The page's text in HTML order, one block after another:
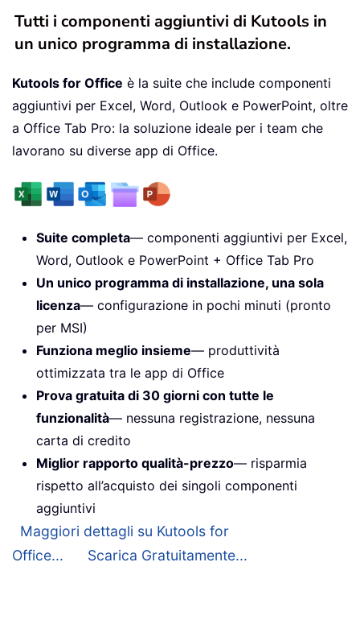
Tutti i componenti aggiuntivi di Kutools in
un unico programma di installazione.
Kutools for Office è la suite che include componenti
aggiuntivi per Excel, Word, Outlook e PowerPoint, oltre
a Office Tab Pro: la soluzione ideale per i team che
lavorano su diverse app di Office.
Suite completa— componenti aggiuntivi per Excel,
Word, Outlook e PowerPoint + Office Tab Pro
Un unico programma di installazione, una sola
licenza— configurazione in pochi minuti (pronto
per MSI)
Funziona meglio insieme— produttività
ottimizzata tra le app di Office
Prova gratuita di 30 giorni con tutte le
funzionalità— nessuna registrazione, nessuna
carta di credito
Miglior rapporto qualità-prezzo— risparmia
rispetto all’acquisto dei singoli componenti
aggiuntivi
Maggiori dettagli su Kutools for
Office...
Scarica Gratuitamente...